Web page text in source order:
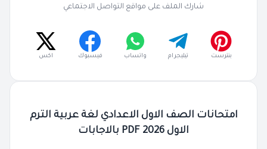
امتحانات الصف الاول الاعدادي لغة عربية الترم
الاول 2026 PDF بالاجابات
شارك الملف على مواقع التواصل الاجتماعي
بنترست تيليجرام واتساب فيسبوك اكس